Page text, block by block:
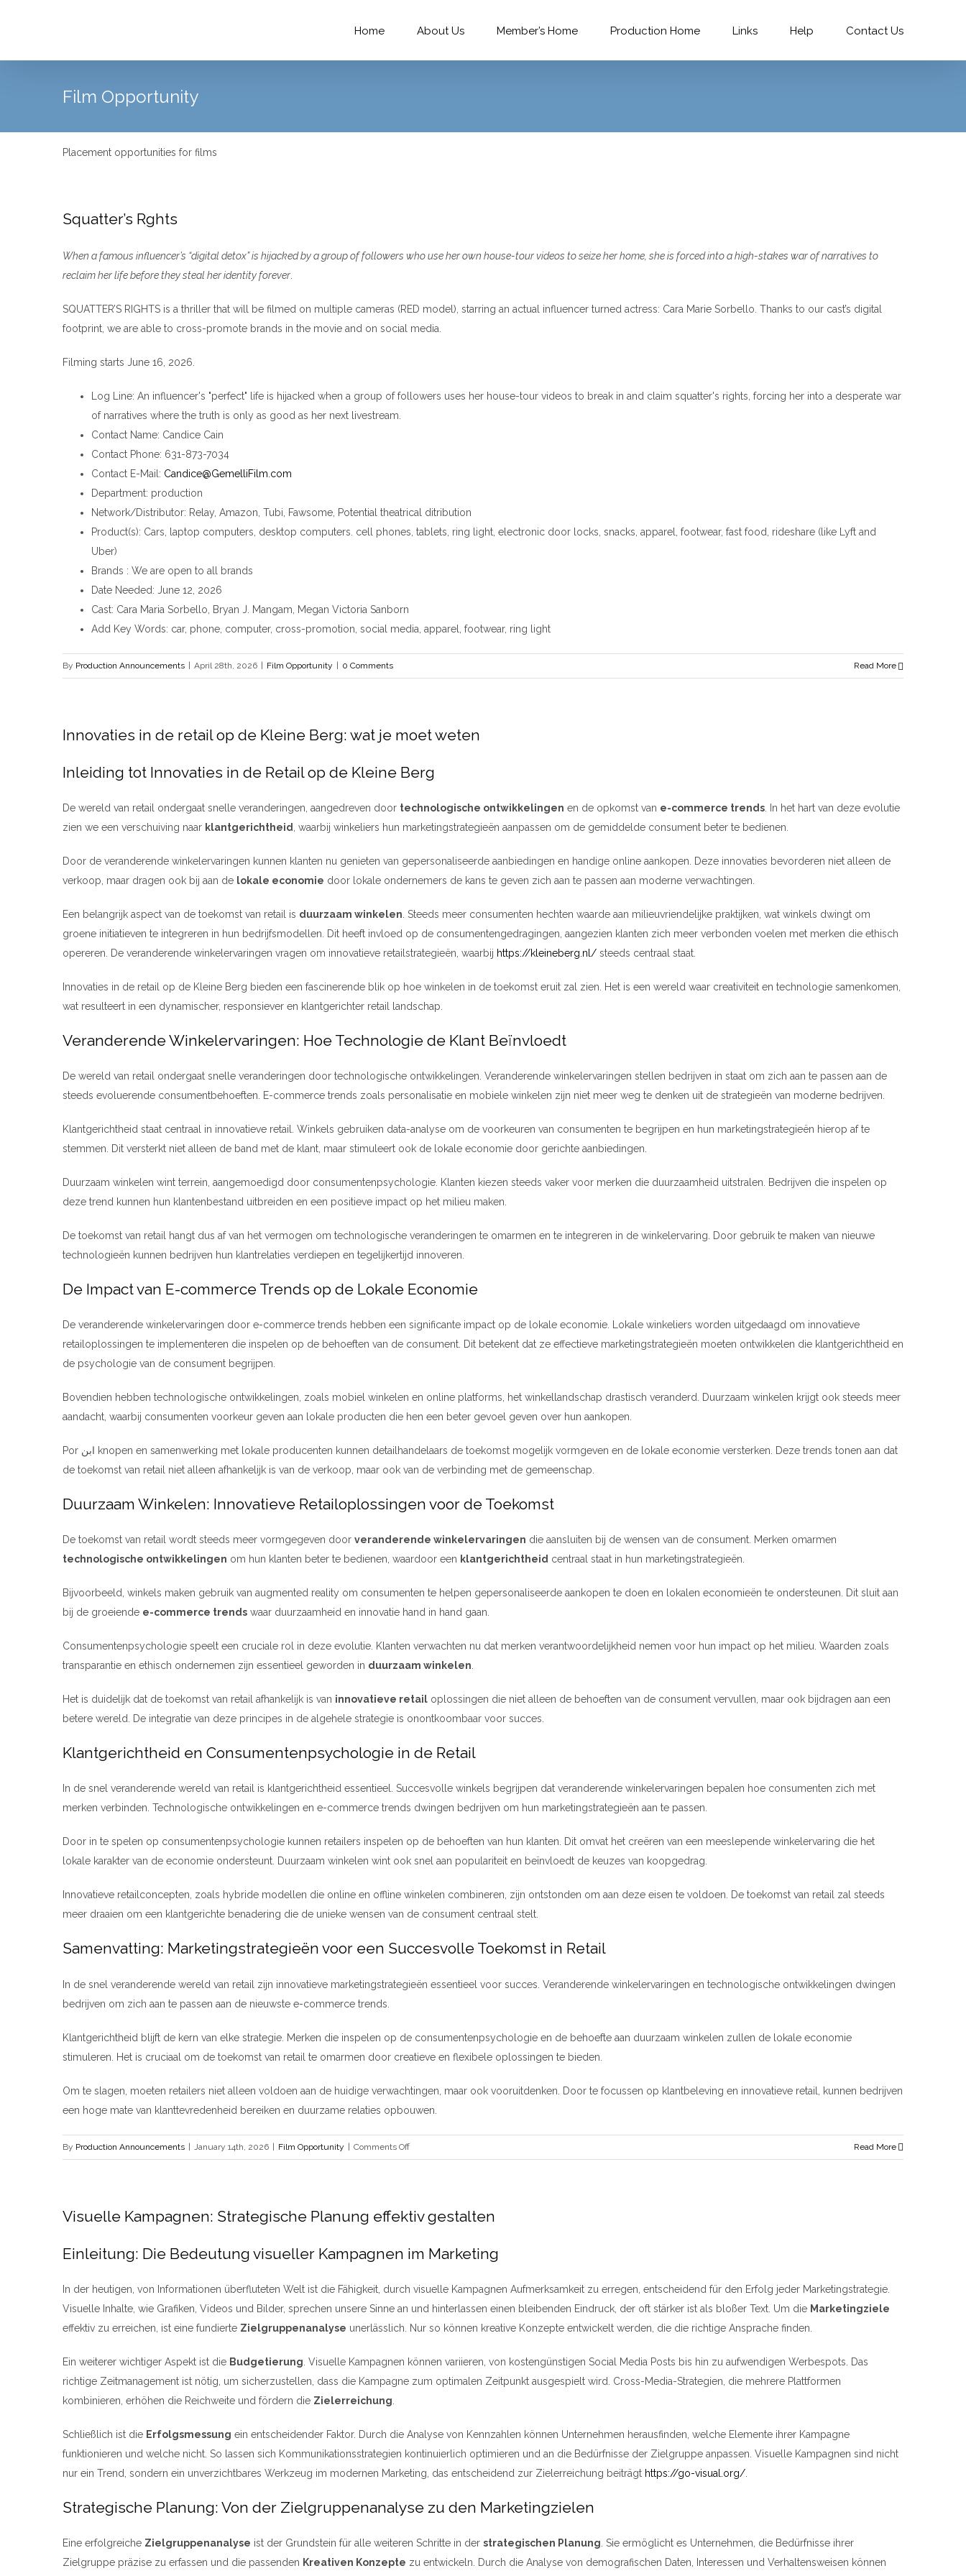
Home About Us Member’s Home Production Home Links Help Contact Us
Film Opportunity
Placement opportunities for films
Squatter’s Rghts
When a famous influencer’s “digital detox” is hijacked by a group of followers who use her own house-tour videos to seize her home, she is forced into a high-stakes war of narratives to
reclaim her life before they steal her identity forever
SQUATTER’S RIGHTS is a thriller that will be filmed on multiple cameras (RED model), starring an actual influencer turned actress: Cara Marie Sorbello. Thanks to our cast’s digital
footprint, we are able to cross-promote brands in the movie and on social media.
Filming starts June 16, 2026.
Log Line: An influencer's "perfect" life is hijacked when a group of followers uses her house-tour videos to break in and claim squatter's rights, forcing her into a desperate war
of narratives where the truth is only as good as her next livestream.
Contact Name: Candice Cain
Contact Phone: 631-873-7034
Contact E-Mail : Candice@GemelliFilm.com
Department: production
Network/Distributor: Relay, Amazon, Tubi, Fawsome, Potential theatrical ditribution
Product(s): Cars, laptop computers, desktop computers. cell phones, tablets, ring light, electronic door locks, snacks, apparel, footwear, fast food, rideshare (like Lyft and
Uber)
Brands : We are open to all brands
Date Needed: June 12, 2026
Cast: Cara Maria Sorbello, Bryan J. Mangam, Megan Victoria Sanborn
Add Key Words: car, phone, computer, cross-promotion, social media, apparel, footwear, ring light
By Production Announcements April 28th, 2026 Film Opportunity 0 Comments Read More
Innovaties in de retail op de Kleine Berg: wat je moet weten
Inleiding tot Innovaties in de Retail op de Kleine Berg
De wereld van retail ondergaat snelle veranderingen, aangedreven door technologische ontwikkelingen en de opkomst van e-commerce trends . In het hart van deze evolutie
zien we een verschuiving naar klantgerichtheid , waarbij winkeliers hun marketingstrategieën aanpassen om de gemiddelde consument beter te bedienen.
Door de veranderende winkelervaringen kunnen klanten nu genieten van gepersonaliseerde aanbiedingen en handige online aankopen. Deze innovaties bevorderen niet alleen de
verkoop, maar dragen ook bij aan de lokale economie door lokale ondernemers de kans te geven zich aan te passen aan moderne verwachtingen.
Een belangrijk aspect van de toekomst van retail is duurzaam winkelen . Steeds meer consumenten hechten waarde aan milieuvriendelijke praktijken, wat winkels dwingt om
groene initiatieven te integreren in hun bedrijfsmodellen. Dit heeft invloed op de consumentengedragingen, aangezien klanten zich meer verbonden voelen met merken die ethisch
opereren. De veranderende winkelervaringen vragen om innovatieve retailstrategieën, waarbij https://kleineberg.nl/ steeds centraal staat.
Innovaties in de retail op de Kleine Berg bieden een fascinerende blik op hoe winkelen in de toekomst eruit zal zien. Het is een wereld waar creativiteit en technologie samenkomen,
wat resulteert in een dynamischer, responsiever en klantgerichter retail landschap.
Veranderende Winkelervaringen: Hoe Technologie de Klant Beïnvloedt
De wereld van retail ondergaat snelle veranderingen door technologische ontwikkelingen. Veranderende winkelervaringen stellen bedrijven in staat om zich aan te passen aan de
steeds evoluerende consumentbehoeften. E-commerce trends zoals personalisatie en mobiele winkelen zijn niet meer weg te denken uit de strategieën van moderne bedrijven.
Klantgerichtheid staat centraal in innovatieve retail. Winkels gebruiken data-analyse om de voorkeuren van consumenten te begrijpen en hun marketingstrategieën hierop af te
stemmen. Dit versterkt niet alleen de band met de klant, maar stimuleert ook de lokale economie door gerichte aanbiedingen.
Duurzaam winkelen wint terrein, aangemoedigd door consumentenpsychologie. Klanten kiezen steeds vaker voor merken die duurzaamheid uitstralen. Bedrijven die inspelen op
deze trend kunnen hun klantenbestand uitbreiden en een positieve impact op het milieu maken.
De toekomst van retail hangt dus af van het vermogen om technologische veranderingen te omarmen en te integreren in de winkelervaring. Door gebruik te maken van nieuwe
technologieën kunnen bedrijven hun klantrelaties verdiepen en tegelijkertijd innoveren.
De Impact van E-commerce Trends op de Lokale Economie
De veranderende winkelervaringen door e-commerce trends hebben een significante impact op de lokale economie. Lokale winkeliers worden uitgedaagd om innovatieve
retailoplossingen te implementeren die inspelen op de behoeften van de consument. Dit betekent dat ze effectieve marketingstrategieën moeten ontwikkelen die klantgerichtheid en
de psychologie van de consument begrijpen.
Bovendien hebben technologische ontwikkelingen, zoals mobiel winkelen en online platforms, het winkellandschap drastisch veranderd. Duurzaam winkelen krijgt ook steeds meer
aandacht, waarbij consumenten voorkeur geven aan lokale producten die hen een beter gevoel geven over hun aankopen.
Por ابن knopen en samenwerking met lokale producenten kunnen detailhandelaars de toekomst mogelijk vormgeven en de lokale economie versterken. Deze trends tonen aan dat
de toekomst van retail niet alleen afhankelijk is van de verkoop, maar ook van de verbinding met de gemeenschap.
Duurzaam Winkelen: Innovatieve Retailoplossingen voor de Toekomst
De toekomst van retail wordt steeds meer vormgegeven door veranderende winkelervaringen die aansluiten bij de wensen van de consument. Merken omarmen
technologische ontwikkelingen om hun klanten beter te bedienen, waardoor een klantgerichtheid centraal staat in hun marketingstrategieën.
Bijvoorbeeld, winkels maken gebruik van augmented reality om consumenten te helpen gepersonaliseerde aankopen te doen en lokalen economieën te ondersteunen. Dit sluit aan
bij de groeiende e-commerce trends waar duurzaamheid en innovatie hand in hand gaan.
Consumentenpsychologie speelt een cruciale rol in deze evolutie. Klanten verwachten nu dat merken verantwoordelijkheid nemen voor hun impact op het milieu. Waarden zoals
transparantie en ethisch ondernemen zijn essentieel geworden in duurzaam winkelen.
Het is duidelijk dat de toekomst van retail afhankelijk is van innovatieve retail oplossingen die niet alleen de behoeften van de consument vervullen, maar ook bijdragen aan een
betere wereld. De integratie van deze principes in de algehele strategie is onontkoombaar voor succes.
Klantgerichtheid en Consumentenpsychologie in de Retail
In de snel veranderende wereld van retail is klantgerichtheid essentieel. Succesvolle winkels begrijpen dat veranderende winkelervaringen bepalen hoe consumenten zich met
merken verbinden. Technologische ontwikkelingen en e-commerce trends dwingen bedrijven om hun marketingstrategieën aan te passen.
Door in te spelen op consumentenpsychologie kunnen retailers inspelen op de behoeften van hun klanten. Dit omvat het creëren van een meeslepende winkelervaring die het
lokale karakter van de economie ondersteunt. Duurzaam winkelen wint ook snel aan populariteit en beïnvloedt de keuzes van koopgedrag.
Innovatieve retailconcepten, zoals hybride modellen die online en offline winkelen combineren, zijn ontstonden om aan deze eisen te voldoen. De toekomst van retail zal steeds
meer draaien om een klantgerichte benadering die de unieke wensen van de consument centraal stelt.
Samenvatting: Marketingstrategieën voor een Succesvolle Toekomst in Retail
In de snel veranderende wereld van retail zijn innovatieve marketingstrategieën essentieel voor succes. Veranderende winkelervaringen en technologische ontwikkelingen dwingen
bedrijven om zich aan te passen aan de nieuwste e-commerce trends.
Klantgerichtheid blijft de kern van elke strategie. Merken die inspelen op de consumentenpsychologie en de behoefte aan duurzaam winkelen zullen de lokale economie
stimuleren. Het is cruciaal om de toekomst van retail te omarmen door creatieve en flexibele oplossingen te bieden.
Om te slagen, moeten retailers niet alleen voldoen aan de huidige verwachtingen, maar ook vooruitdenken. Door te focussen op klantbeleving en innovatieve retail, kunnen bedrijven
een hoge mate van klanttevredenheid bereiken en duurzame relaties opbouwen.
By Production Announcements | January 14th, 2026 | Film Opportunity | Comments Offon
Innovaties
retail
Kleine
wat
je
moet
Read More
Visuelle Kampagnen: Strategische Planung effektiv gestalten
Einleitung: Die Bedeutung visueller Kampagnen im Marketing
In der heutigen, von Informationen überfluteten Welt ist die Fähigkeit, durch visuelle Kampagnen Aufmerksamkeit zu erregen, entscheidend für den Erfolg jeder Marketingstrategie.
Visuelle Inhalte, wie Grafiken, Videos und Bilder, sprechen unsere Sinne an und hinterlassen einen bleibenden Eindruck, der oft stärker ist als bloßer Text. Um die Marketingziele
effektiv zu erreichen, ist eine fundierte Zielgruppenanalyse unerlässlich. Nur so können kreative Konzepte entwickelt werden, die die richtige Ansprache finden.
Ein weiterer wichtiger Aspekt ist die Budgetierung . Visuelle Kampagnen können variieren, von kostengünstigen Social Media Posts bis hin zu aufwendigen Werbespots. Das
richtige Zeitmanagement ist nötig, um sicherzustellen, dass die Kampagne zum optimalen Zeitpunkt ausgespielt wird. Cross-Media-Strategien, die mehrere Plattformen
kombinieren, erhöhen die Reichweite und fördern die Zielerreichung
Schließlich ist die Erfolgsmessung ein entscheidender Faktor. Durch die Analyse von Kennzahlen können Unternehmen herausfinden, welche Elemente ihrer Kampagne
funktionieren und welche nicht. So lassen sich Kommunikationsstrategien kontinuierlich optimieren und an die Bedürfnisse der Zielgruppe anpassen. Visuelle Kampagnen sind nicht
nur ein Trend, sondern ein unverzichtbares Werkzeug im modernen Marketing, das entscheidend zur Zielerreichung beiträgt https://go-visual.org/
Strategische Planung: Von der Zielgruppenanalyse zu den Marketingzielen
Eine erfolgreiche Zielgruppenanalyse ist der Grundstein für alle weiteren Schritte in der strategischen Planung . Sie ermöglicht es Unternehmen, die Bedürfnisse ihrer
Zielgruppe präzise zu erfassen und die passenden Kreativen Konzepte zu entwickeln. Durch die Analyse von demografischen Daten, Interessen und Verhaltensweisen können